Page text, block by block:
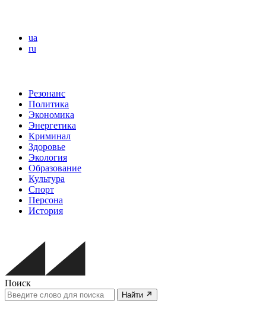
ua
ru
Резонанс
Политика
Экономика
Энергетика
Криминал
Здоровье
Экология
Образование
Культура
Спорт
Персона
История
Поиск
Найти